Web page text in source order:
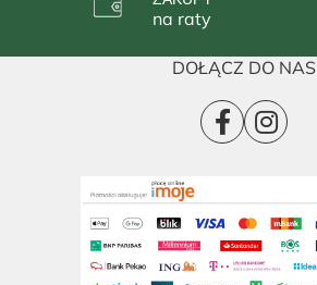
na raty
DOŁĄCZ DO NAS